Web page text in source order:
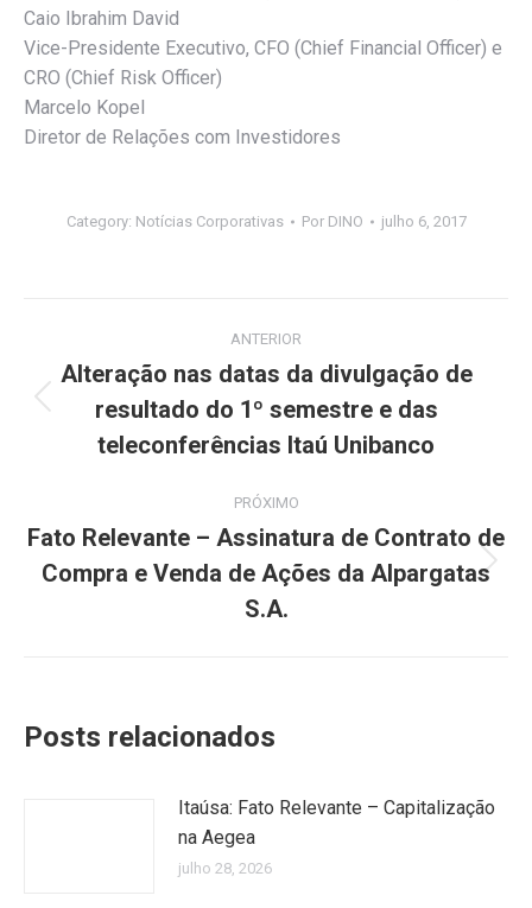
Caio Ibrahim David
Vice-Presidente Executivo, CFO (Chief Financial Officer) e
CRO (Chief Risk Officer)
Marcelo Kopel
Diretor de Relações com Investidores
Category: Notícias Corporativas Por DINO julho 6, 2017
de
post:
ANTERIOR
Post
anterior:
Alteração nas datas da divulgação de
resultado do 1º semestre e das
teleconferências Itaú Unibanco
PRÓXIMO
Próximo
post:
Fato Relevante – Assinatura de Contrato de
Compra e Venda de Ações da Alpargatas
S.A.
Posts relacionados
Itaúsa: Fato Relevante – Capitalização
na Aegea
julho 28, 2026